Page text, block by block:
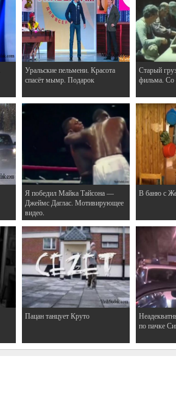
Уральские пельмени. Красота
спасёт мымр. Подарок
Старый
фильма.
Я победил Майка Тайсона —
Джеймс Даглас. Мотивирующее
видео.
В баню с
Пацан танцует Круто
по пачке